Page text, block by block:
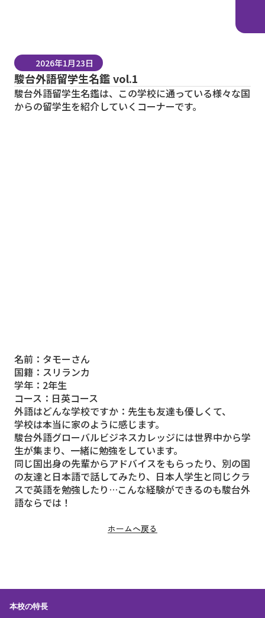
2026年1月23日
駿台外語留学生名鑑 vol.1
駿台外語留学生名鑑は、この学校に通っている様々な国
からの留学生を紹介していくコーナーです。
名前：タモーさん
国籍：スリランカ
学年：2年生
コース：日英コース
外語はどんな学校ですか：先生も友達も優しくて、
学校は本当に家のように感じます。
駿台外語グローバルビジネスカレッジには世界中から学
生が集まり、一緒に勉強をしています。
同じ国出身の先輩からアドバイスをもらったり、別の国
の友達と日本語で話してみたり、日本人学生と同じクラ
スで英語を勉強したり…こんな経験ができるのも駿台外
語ならでは！
ホームへ戻る
本校の特長